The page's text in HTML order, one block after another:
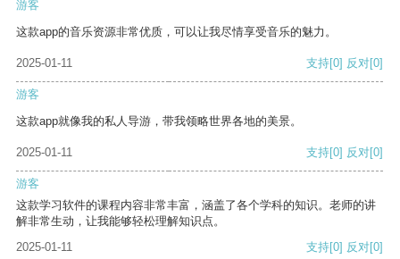
游客
这款app的音乐资源非常优质，可以让我尽情享受音乐的魅力。
2025-01-11 支持[0] 反对[0]
游客
这款app就像我的私人导游，带我领略世界各地的美景。
2025-01-11 支持[0] 反对[0]
游客
这款学习软件的课程内容非常丰富，涵盖了各个学科的知识。老师的讲
解非常生动，让我能够轻松理解知识点。
2025-01-11
支持[0] 反对[0]